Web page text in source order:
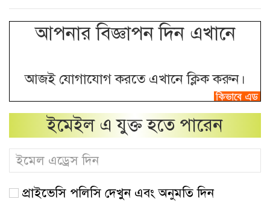
আপনার বিজ্ঞাপন দিন এখানে
আজই যোগাযোগ করতে এখানে ক্লিক করুন।
ইমেইল এ যুক্ত হতে পারেন
প্রাইভেসি পলিসি দেখুন এবং অনুমতি দিন